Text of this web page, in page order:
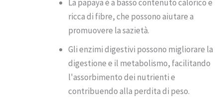
La papaya è a basso contenuto calorico e
ricca di fibre, che possono aiutare a
promuovere la sazietà.
Gli enzimi digestivi possono migliorare la
digestione e il metabolismo, facilitando
l'assorbimento dei nutrienti e
contribuendo alla perdita di peso.